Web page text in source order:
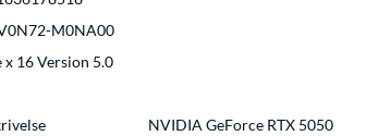
M0NA00
x 16 Version 5.0
NVIDIA GeForce RTX 5050